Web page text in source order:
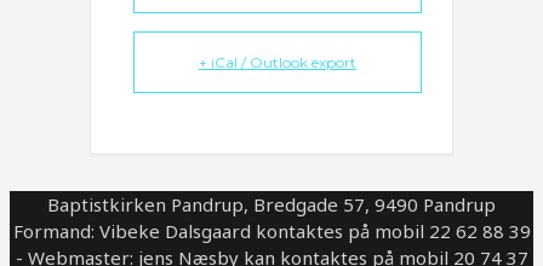
+ iCal / Outlook export
Baptistkirken Pandrup, Bredgade 57, 9490 Pandrup
Formand: Vibeke Dalsgaard kontaktes på mobil 22 62 88 39
- Webmaster: jens Næsby kan kontaktes på mobil 20 74 37